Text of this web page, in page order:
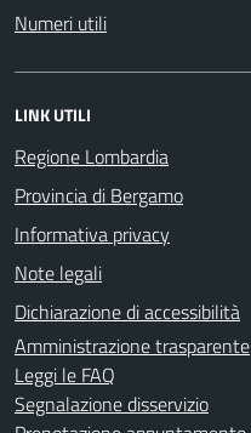
Numeri utili
LINK UTILI
Regione Lombardia
Provincia di Bergamo
Informativa privacy
Note legali
Dichiarazione di accessibilità
Amministrazione trasparente
Leggi le FAQ
Segnalazione disservizio